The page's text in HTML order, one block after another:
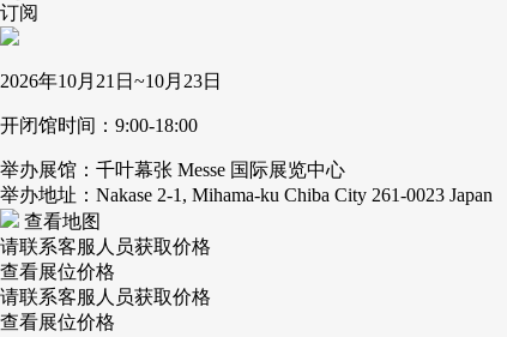
订阅
2026年10月21日~10月23日
开闭馆时间：9:00-18:00
举办展馆：千叶幕张 Messe 国际展览中心
举办地址：Nakase 2-1, Mihama-ku Chiba City 261-0023 Japan
查看地图
请联系客服人员获取价格
查看展位价格
请联系客服人员获取价格
查看展位价格